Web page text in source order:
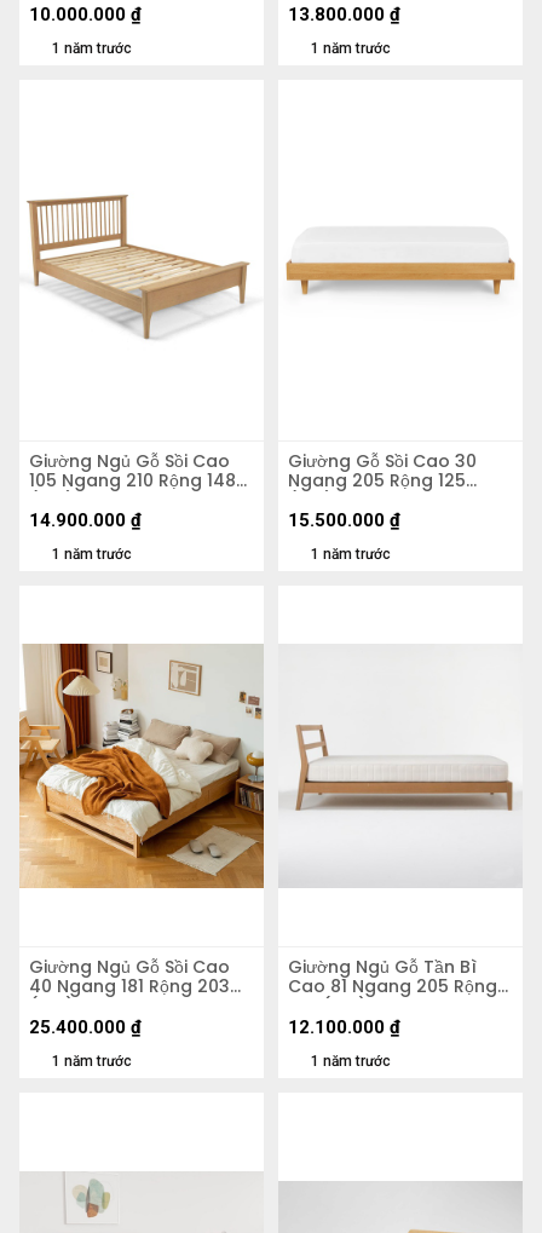
1 năm trước
10.000.000 ₫
1 năm trước
13.800.000 ₫
Giường Ngủ Gỗ Sồi Cao
105 Ngang 210 Rộng 148
(cm)
1 năm trước
14.900.000 ₫
Giường Gỗ Sồi Cao 30
Ngang 205 Rộng 125
(cm)
1 năm trước
15.500.000 ₫
Giường Ngủ Gỗ Sồi Cao
40 Ngang 181 Rộng 203
(cm)
1 năm trước
25.400.000 ₫
Giường Ngủ Gỗ Tần Bì
Cao 81 Ngang 205 Rộng
145 (cm)
1 năm trước
12.100.000 ₫